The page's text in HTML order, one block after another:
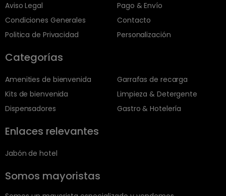
Aviso Legal
Condiciones Generales
Politica de Privacidad
Pago & Envío
Contacto
Personalización
Categorías
Amenities de bienvenida
Kits de bienvenida
Dispensadores
Garrafas de recarga
Limpieza & Detergente
Gastro & Hotelería
Enlaces relevantes
Jabón de hotel
Somos mayoristas